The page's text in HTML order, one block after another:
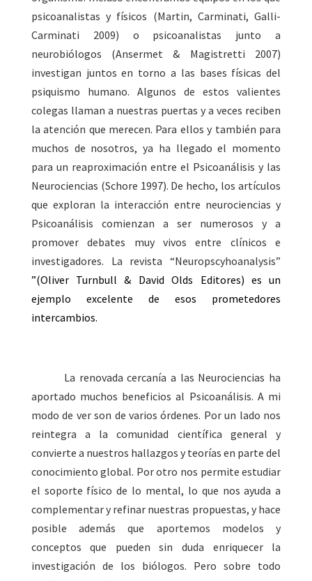
psicoanalistas y físicos (Martin, Carminati, Galli-
Carminati 2009) o psicoanalistas junto a
neurobiólogos (Ansermet & Magistretti 2007)
investigan juntos en torno a las bases físicas del
psiquismo humano. Algunos de estos valientes
colegas llaman a nuestras puertas y a veces reciben
la atención que merecen. Para ellos y también para
muchos de nosotros, ya ha llegado el momento
para un reaproximación entre el Psicoanálisis y las
Neurociencias (Schore 1997). De hecho, los artículos
que exploran la interacción entre neurociencias y
Psicoanálisis comienzan a ser numerosos y a
promover debates muy vivos entre clínicos e
investigadores. La revista “Neuropscyhoanalysis”
”(Oliver Turnbull & David Olds Editores) es un
ejemplo excelente de esos prometedores
intercambios.
La renovada cercanía a las Neurociencias ha
aportado muchos beneficios al Psicoanálisis. A mi
modo de ver son de varios órdenes. Por un lado nos
reintegra a la comunidad científica general y
convierte a nuestros hallazgos y teorías en parte del
conocimiento global. Por otro nos permite estudiar
el soporte físico de lo mental, lo que nos ayuda a
complementar y refinar nuestras propuestas, y hace
posible además que aportemos modelos y
conceptos que pueden sin duda enriquecer la
investigación de los biólogos. Pero sobre todo